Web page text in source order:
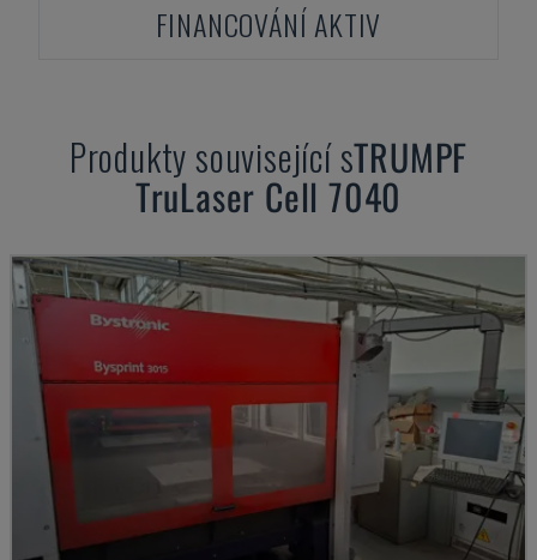
FINANCOVÁNÍ AKTIV
Produkty související sTRUMPF
TruLaser Cell 7040